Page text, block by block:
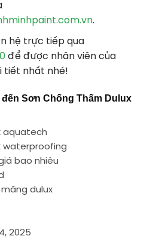
.
hệ trực tiếp qua
để được nhân viên của
tiết nhất nhé!
Sơn Chống Thấm Dulux
aquatech
waterproofing
bao nhiêu
dulux
2025